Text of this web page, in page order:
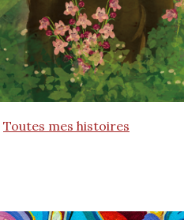
Toutes mes histoires